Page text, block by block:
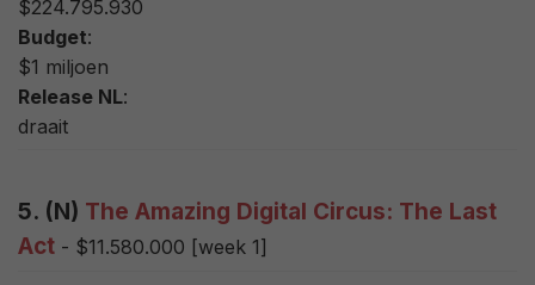
$224.795.930
Budget:
$1 miljoen
Release NL:
draait
5. (N) The Amazing Digital Circus: The Last
Act - $11.580.000 [week 1]